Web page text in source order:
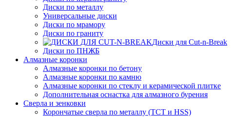
Диски по металлу
Универсальные диски
Диски по мрамору
Диски по граниту
Диски для Cut-n-Break
Диски по ПНЖБ
Алмазные коронки
Алмазные коронки по бетону
Алмазные коронки по камню
Алмазные коронки по стеклу и керамической плитке
Дополнительная оснастка для алмазного бурения
Сверла и зенковки
Корончатые сверла по металлу (TCT и HSS)